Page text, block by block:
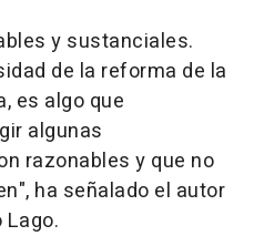
y sustanciales.
de la reforma de la
es algo que
algunas
razonables y que no
ha señalado el autor